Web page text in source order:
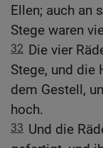
Ellen; auch an
Stege waren
32 Die vier
Stege, und die
dem Gestell,
hoch.
33 Und die